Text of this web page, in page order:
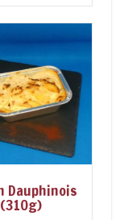
Dauphinois
(310g)